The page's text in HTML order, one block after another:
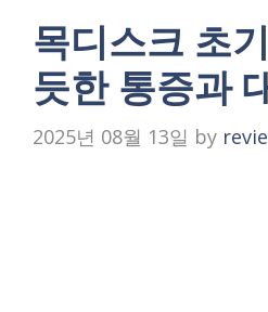
목디스크 초
듯한 통증과
2025년 08월 13일 by